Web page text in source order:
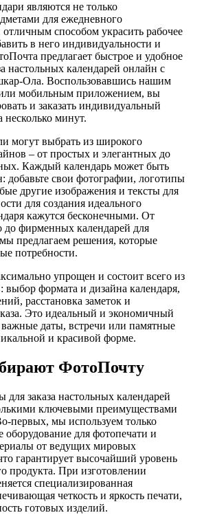
являются не только
для ежедневного
способом украсить рабочее
в него индивидуальности и
предлагает быстрое и удобное
настольных календарей онлайн с
Ола. Воспользовавшись нашим
мобильным приложением, вы
и заказать индивидуальный
несколько минут.
могут выбрать из широкого
– от простых и элегантных до
Каждый календарь может быть
добавьте свои фотографии, логотипы
другие изображения и тексты для
для создания идеального
кажутся бесконечными. От
до фирменных календарей для
предлагаем решения, которые
потребности.
упрощен и состоит всего из
выбор формата и дизайна календаря,
расстановка заметок и
Это идеальный и экономичный
важные даты, встречи или памятные
и красивой форме.
ФотоПочту
заказа настольных календарей
ключевыми преимуществами
первых, мы используем только
оборудование для фотопечати и
от ведущих мировых
гарантирует высочайший уровень
продукта. При изготовлении
специализированная
четкость и яркость печати,
готовых изделий.